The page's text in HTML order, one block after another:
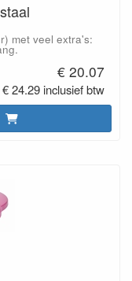
met veel extra's:
€ 20.07
€ 24.29 inclusief btw